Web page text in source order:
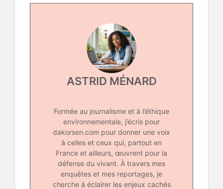
ASTRID MÉNARD
Formée au journalisme et à l’éthique
environnementale, j’écris pour
dakorsen.com pour donner une voix
à celles et ceux qui, partout en
France et ailleurs, œuvrent pour la
défense du vivant. À travers mes
enquêtes et mes reportages, je
cherche à éclairer les enjeux cachés